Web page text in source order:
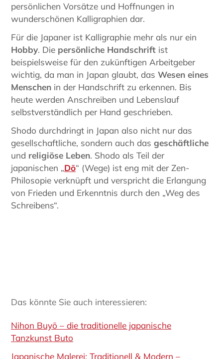
persönlichen Vorsätze und Hoffnungen in
wunderschönen Kalligraphien dar.
Für die Japaner ist Kalligraphie mehr als nur ein
Hobby. Die persönliche Handschrift ist
beispielsweise für den zukünftigen Arbeitgeber
wichtig, da man in Japan glaubt, das Wesen eines
Menschen in der Handschrift zu erkennen. Bis
heute werden Anschreiben und Lebenslauf
selbstverständlich per Hand geschrieben.
Shodo durchdringt in Japan also nicht nur das
gesellschaftliche, sondern auch das geschäftliche
und religiöse Leben. Shodo als Teil der
japanischen „Dō“ (Wege) ist eng mit der Zen-
Philosopie verknüpft und verspricht die Erlangung
von Frieden und Erkenntnis durch den „Weg des
Schreibens“.
Das könnte Sie auch interessieren:
Nihon Buyō – die traditionelle japanische
Tanzkunst Buto
Japanische Malerei: Traditionell & Modern –